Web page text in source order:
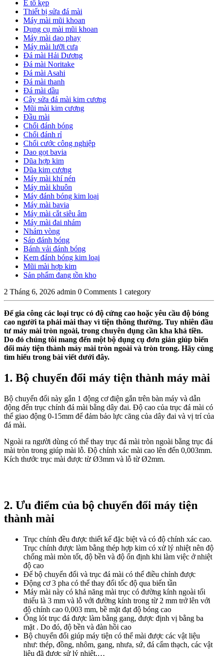
Ê tô kẹp
Thiết bị sửa đá mài
Máy mài mũi khoan
Dụng cụ mài mũi khoan
Máy mài dao phay
Máy mài lưỡi cưa
Đá mài Hải Dương
Đá mài Noritake
Đá mài Asahi
Đá mài thanh
Đá mài dầu
Cây sửa đá mài kim cương
Mũi mài kim cương
Đầu mài
Chổi đánh bóng
Chổi đánh rỉ
Chổi cước công nghiệp
Dao gọt bavia
Dũa hợp kim
Dũa kim cương
Máy mài khí nén
Máy mài khuôn
Máy đánh bóng kim loại
Máy mài bavia
Máy mài cắt siêu âm
Máy mài đai nhám
Nhám vòng
Sáp đánh bóng
Bánh vải đánh bóng
Kem đánh bóng kim loại
Mũi mài hợp kim
Sản phẩm đang tồn kho
2 Tháng 6, 2026 admin 0 Comments 1 category
Để gia công các loại trục có độ cứng cao hoặc yêu cầu độ bóng
cao người ta phải mài thay vì tiện thông thường. Tuy nhiên đầu
tư máy mài tròn ngoài, trong chuyên dụng cần kha khá tiền.
Do đó chúng tôi mang đến một bộ dụng cụ đơn giản giúp biến
đổi máy tiện thành máy mài tròn ngoài và tròn trong. Hãy cùng
tìm hiểu trong bài viết dưới đây.
1. Bộ chuyển đổi máy tiện thành máy mài
Bộ chuyển đổi này gắn 1 động cơ điện gắn trên bàn máy và dẫn
động đến trục chính đá mài bằng dây đai. Độ cao của trục đá mài có
thể giao động 0-15mm để đảm bảo lực căng của dây đai và vị trí của
đá mài.
Ngoài ra người dùng có thể thay trục đá mài tròn ngoài bằng trục đá
mài tròn trong giúp mài lỗ. Độ chính xác mài cao lên đến 0,003mm.
Kích thước trục mài được từ Ø3mm và lỗ từ Ø2mm.
2. Ưu điểm của bộ chuyển đổi máy tiện
thành mài
Trục chính đều được thiết kế đặc biệt và có độ chính xác cao.
Trục chính được làm bằng thép hợp kim có xử lý nhiệt nên độ
chống mài mòn tốt, độ bền và độ ổn định khi làm việc ở nhiệt
độ cao
Đế bộ chuyển đổi và trục đá mài có thể điều chỉnh được
Động cơ 3 pha có thể thay đổi tốc độ qua biến tần
Máy mài này có khả năng mài trục có đường kính ngoài tối
thiểu là 3 mm và lỗ với đường kính trong từ 2 mm trở lên với
độ chính cao 0,003 mm, bề mặt đạt độ bóng cao
Ống lót trục đá được làm bằng gang, được định vị bằng ba
mặt . Do đó, độ bền và đàn hồi cao
Bộ chuyển đổi giúp máy tiện có thể mài được các vật liệu
như: thép, đồng, nhôm, gang, nhưa, sứ, đá cẩm thạch, các vật
liệu đã được sử lý nhiệt,…